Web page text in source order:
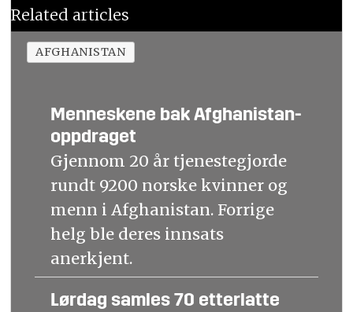
Related articles
AFGHANISTAN
Menneskene bak Afghanistan-
oppdraget
Gjennom 20 år tjenestegjorde
rundt 9200 norske kvinner og
menn i Afghanistan. Forrige
helg ble deres innsats
anerkjent.
Lørdag samles 70 etterlatte